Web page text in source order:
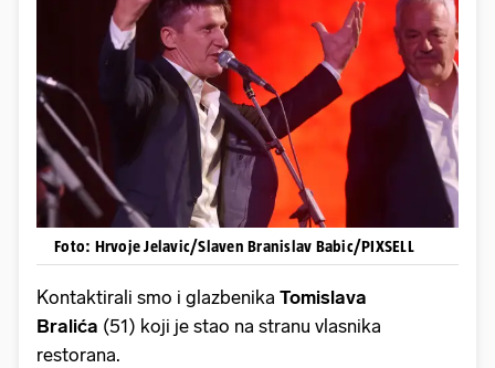
Foto: Hrvoje Jelavic/Slaven Branislav Babic/PIXSELL
Kontaktirali smo i glazbenika Tomislava
Bralića (51) koji je stao na stranu vlasnika
restorana.